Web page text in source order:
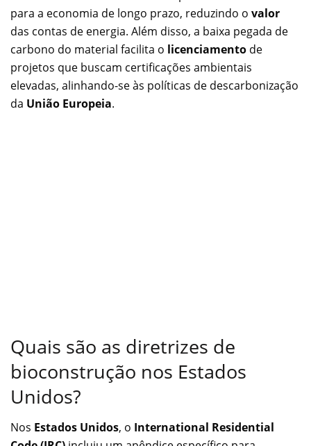
para a economia de longo prazo, reduzindo o valor
das contas de energia. Além disso, a baixa pegada de
carbono do material facilita o licenciamento de
projetos que buscam certificações ambientais
elevadas, alinhando-se às políticas de descarbonização
da União Europeia.
Quais são as diretrizes de
bioconstrução nos Estados
Unidos?
Nos Estados Unidos, o International Residential